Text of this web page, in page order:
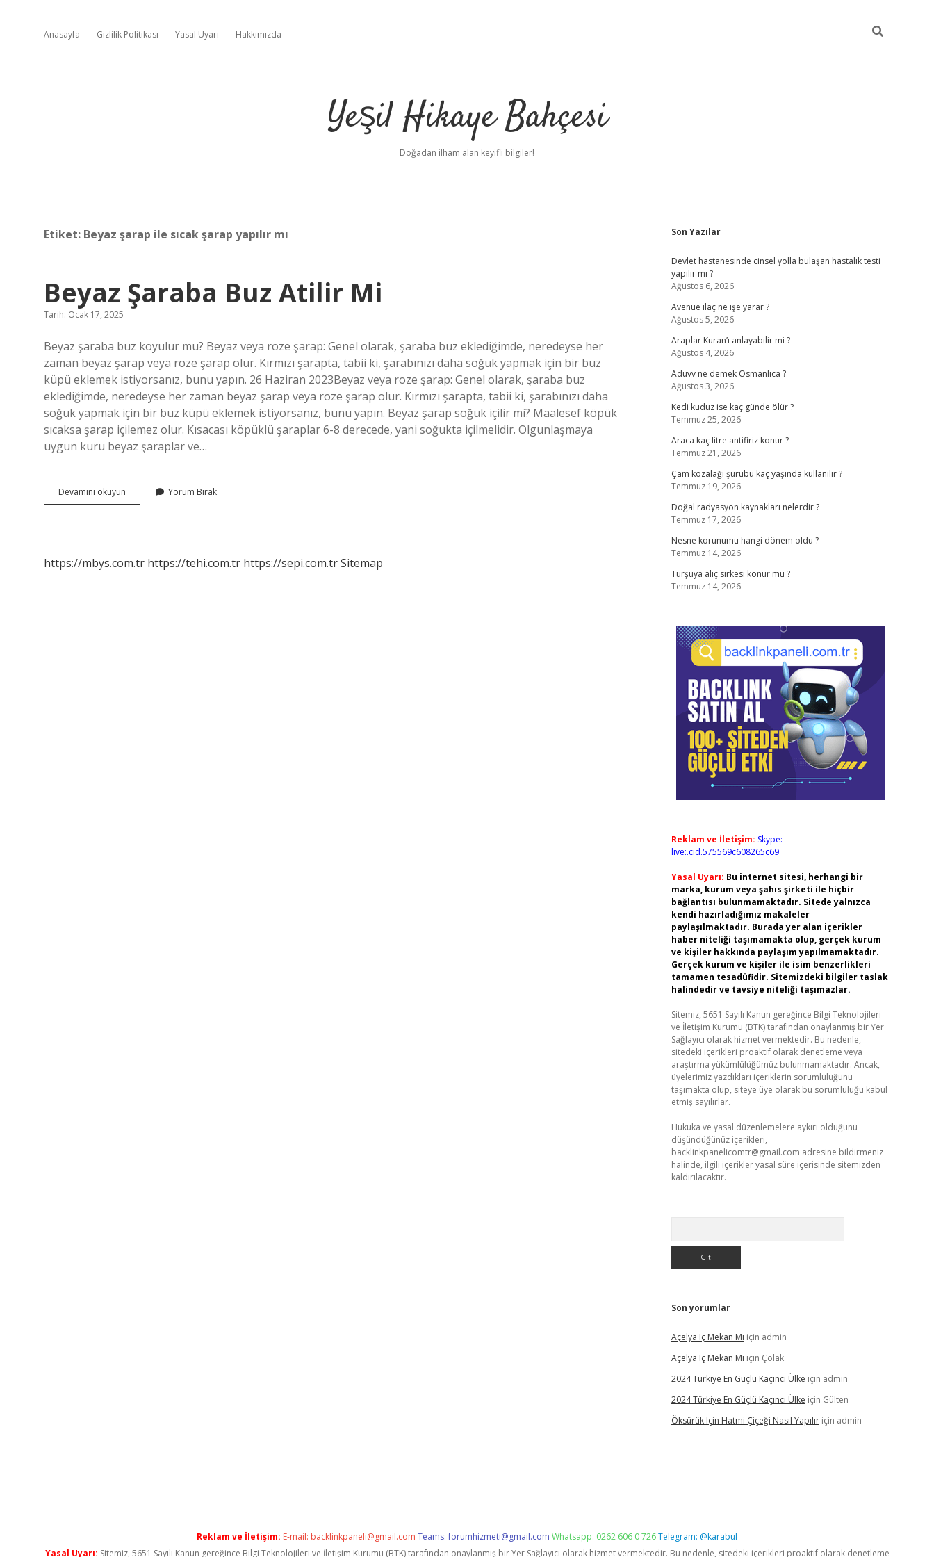
Anasayfa Gizlilik Politikası Yasal Uyarı Hakkımızda
Yeşil Hikaye Bahçesi
Doğadan ilham alan keyifli bilgiler!
Etiket: Beyaz şarap ile sıcak şarap yapılır mı
Beyaz Şaraba Buz Atilir Mi
Tarih: Ocak 17, 2025
Beyaz şaraba buz koyulur mu? Beyaz veya roze şarap: Genel olarak, şaraba buz eklediğimde, neredeyse her
zaman beyaz şarap veya roze şarap olur. Kırmızı şarapta, tabii ki, şarabınızı daha soğuk yapmak için bir buz
küpü eklemek istiyorsanız, bunu yapın. 26 Haziran 2023Beyaz veya roze şarap: Genel olarak, şaraba buz
eklediğimde, neredeyse her zaman beyaz şarap veya roze şarap olur. Kırmızı şarapta, tabii ki, şarabınızı daha
soğuk yapmak için bir buz küpü eklemek istiyorsanız, bunu yapın. Beyaz şarap soğuk içilir mi? Maalesef köpük
sıcaksa şarap içilemez olur. Kısacası köpüklü şaraplar 6-8 derecede, yani soğukta içilmelidir. Olgunlaşmaya
uygun kuru beyaz şaraplar ve…
Devamını okuyun
Şaraba
Yorum Bırak
https://mbys.com.tr https://tehi.com.tr https://sepi.com.trSitemap
Sidebar
Son Yazılar
Devlet hastanesinde cinsel yolla bulaşan hastalık testi
yapılır mı ?
Ağustos 6, 2026
Avenue ilaç ne işe yarar ?
Ağustos 5, 2026
Araplar Kuran’ı anlayabilir mi ?
Ağustos 4, 2026
Aduvv ne demek Osmanlıca ?
Ağustos 3, 2026
Kedi kuduz ise kaç günde ölür ?
Temmuz 25, 2026
Araca kaç litre antifiriz konur ?
Temmuz 21, 2026
Çam kozalağı şurubu kaç yaşında kullanılır ?
Temmuz 19, 2026
Doğal radyasyon kaynakları nelerdir ?
Temmuz 17, 2026
Nesne korunumu hangi dönem oldu ?
Temmuz 14, 2026
Turşuya alıç sirkesi konur mu ?
Temmuz 14, 2026
Reklam ve İletişim: Skype:
live:.cid.575569c608265c69
Yasal Uyarı: Bu internet sitesi, herhangi bir
marka, kurum veya şahıs şirketi ile hiçbir
bağlantısı bulunmamaktadır. Sitede yalnızca
kendi hazırladığımız makaleler
paylaşılmaktadır. Burada yer alan içerikler
haber niteliği taşımamakta olup, gerçek kurum
ve kişiler hakkında paylaşım yapılmamaktadır.
Gerçek kurum ve kişiler ile isim benzerlikleri
tamamen tesadüfidir. Sitemizdeki bilgiler taslak
halindedir ve tavsiye niteliği taşımazlar.
Sitemiz, 5651 Sayılı Kanun gereğince Bilgi Teknolojileri
ve İletişim Kurumu (BTK) tarafından onaylanmış bir Yer
Sağlayıcı olarak hizmet vermektedir. Bu nedenle,
sitedeki içerikleri proaktif olarak denetleme veya
araştırma yükümlülüğümüz bulunmamaktadır. Ancak,
üyelerimiz yazdıkları içeriklerin sorumluluğunu
taşımakta olup, siteye üye olarak bu sorumluluğu kabul
etmiş sayılırlar.
Hukuka ve yasal düzenlemelere aykırı olduğunu
düşündüğünüz içerikleri,
backlinkpanelicomtr@gmail.com adresine bildirmeniz
halinde, ilgili içerikler yasal süre içerisinde sitemizden
kaldırılacaktır.
Son yorumlar
Açelya Iç Mekan Mı için admin
Açelya Iç Mekan Mı için Çolak
2024 Türkiye En Güçlü Kaçıncı Ülke için admin
2024 Türkiye En Güçlü Kaçıncı Ülke için Gülten
Öksürük Için Hatmi Çiçeği Nasıl Yapılıriçin admin
Reklam ve İletişim: E-mail: backlinkpaneli@gmail.com Teams:forumhizmeti@gmail.com Whatsapp: 0262 606 0 726Telegram: @karabul
Yasal Uyarı: Sitemiz, 5651 Sayılı Kanun gereğince Bilgi Teknolojileri ve İletişim Kurumu (BTK) tarafından onaylanmış bir Yer Sağlayıcı olarak hizmet vermektedir. Bu nedenle, sitedeki içerikleri proaktif olarak denetleme